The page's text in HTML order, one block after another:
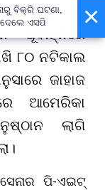
ଲାଗିଲା। ଏହି
୮୦ ନଟିକାଲ
ଜାହାଜ
ଆମେରିକା
ଲାଗି
ପି-ଏଇଟ୍
×
ବିକ୍ରି ଘଟଣା,
ଏସପି